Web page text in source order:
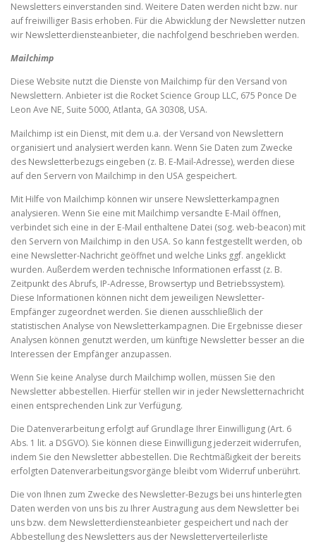
Newsletters einverstanden sind. Weitere Daten werden nicht bzw. nur
auf freiwilliger Basis erhoben. Für die Abwicklung der Newsletter nutzen
wir Newsletterdiensteanbieter, die nachfolgend beschrieben werden.
Mailchimp
Diese Website nutzt die Dienste von Mailchimp für den Versand von
Newslettern. Anbieter ist die Rocket Science Group LLC, 675 Ponce De
Leon Ave NE, Suite 5000, Atlanta, GA 30308, USA.
Mailchimp ist ein Dienst, mit dem u.a. der Versand von Newslettern
organisiert und analysiert werden kann. Wenn Sie Daten zum Zwecke
des Newsletterbezugs eingeben (z. B. E-Mail-Adresse), werden diese
auf den Servern von Mailchimp in den USA gespeichert.
Mit Hilfe von Mailchimp können wir unsere Newsletterkampagnen
analysieren. Wenn Sie eine mit Mailchimp versandte E-Mail öffnen,
verbindet sich eine in der E-Mail enthaltene Datei (sog. web-beacon) mit
den Servern von Mailchimp in den USA. So kann festgestellt werden, ob
eine Newsletter-Nachricht geöffnet und welche Links ggf. angeklickt
wurden. Außerdem werden technische Informationen erfasst (z. B.
Zeitpunkt des Abrufs, IP-Adresse, Browsertyp und Betriebssystem).
Diese Informationen können nicht dem jeweiligen Newsletter-
Empfänger zugeordnet werden. Sie dienen ausschließlich der
statistischen Analyse von Newsletterkampagnen. Die Ergebnisse dieser
Analysen können genutzt werden, um künftige Newsletter besser an die
Interessen der Empfänger anzupassen.
Wenn Sie keine Analyse durch Mailchimp wollen, müssen Sie den
Newsletter abbestellen. Hierfür stellen wir in jeder Newsletternachricht
einen entsprechenden Link zur Verfügung.
Die Datenverarbeitung erfolgt auf Grundlage Ihrer Einwilligung (Art. 6
Abs. 1 lit. a DSGVO). Sie können diese Einwilligung jederzeit widerrufen,
indem Sie den Newsletter abbestellen. Die Rechtmäßigkeit der bereits
erfolgten Datenverarbeitungsvorgänge bleibt vom Widerruf unberührt.
Die von Ihnen zum Zwecke des Newsletter-Bezugs bei uns hinterlegten
Daten werden von uns bis zu Ihrer Austragung aus dem Newsletter bei
uns bzw. dem Newsletterdiensteanbieter gespeichert und nach der
Abbestellung des Newsletters aus der Newsletterverteilerliste